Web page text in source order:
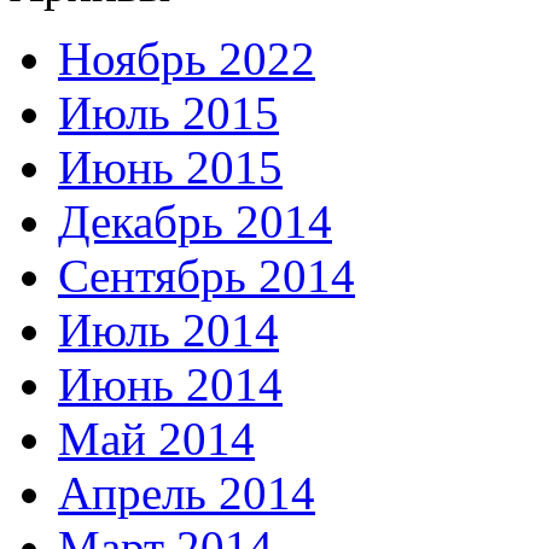
Ноябрь 2022
Июль 2015
Июнь 2015
Декабрь 2014
Сентябрь 2014
Июль 2014
Июнь 2014
Май 2014
Апрель 2014